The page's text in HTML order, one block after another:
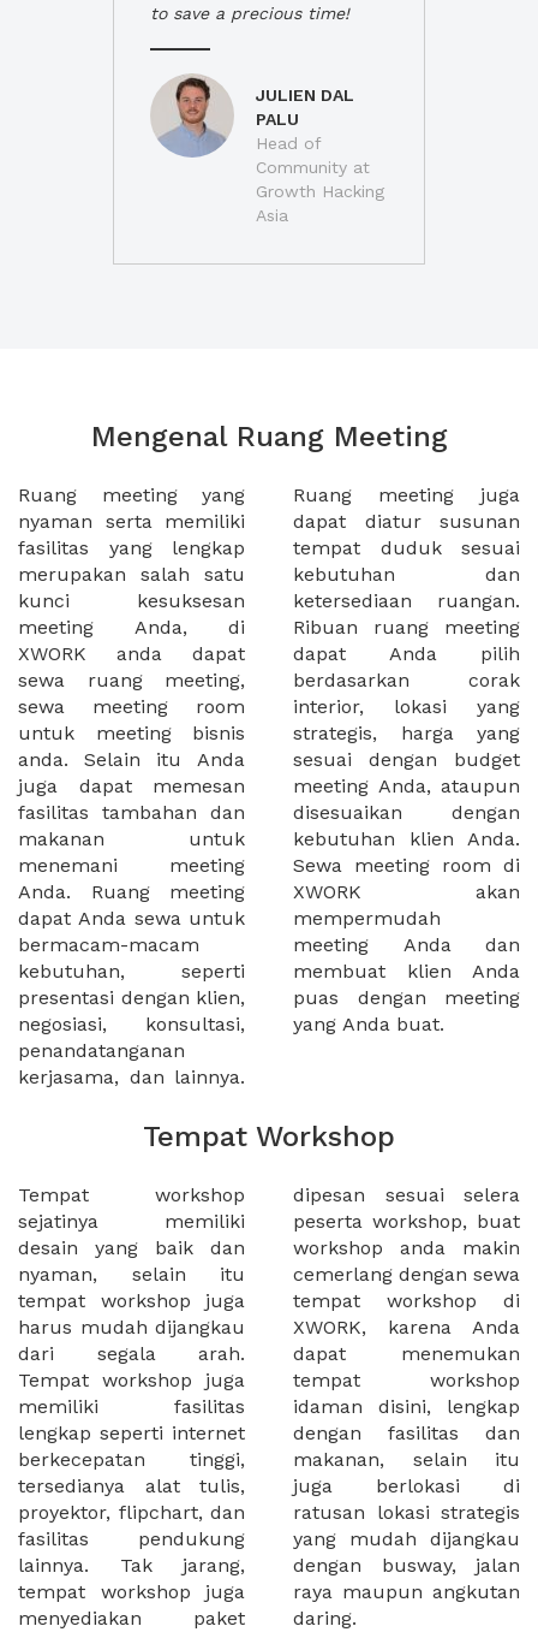
to save a precious time!
JULIEN DAL
PALU
Head of
Community at
Growth Hacking
Asia
Mengenal Ruang Meeting
Ruang meeting yang
nyaman serta memiliki
fasilitas yang lengkap
merupakan salah satu
kunci kesuksesan
meeting Anda, di
XWORK anda dapat
sewa ruang meeting,
sewa meeting room
untuk meeting bisnis
anda. Selain itu Anda
juga dapat memesan
fasilitas tambahan dan
makanan untuk
menemani meeting
Anda. Ruang meeting
dapat Anda sewa untuk
bermacam-macam
kebutuhan, seperti
presentasi dengan klien,
negosiasi, konsultasi,
penandatanganan
kerjasama, dan lainnya.
Ruang meeting juga
dapat diatur susunan
tempat duduk sesuai
kebutuhan dan
ketersediaan ruangan.
Ribuan ruang meeting
dapat Anda pilih
berdasarkan corak
interior, lokasi yang
strategis, harga yang
sesuai dengan budget
meeting Anda, ataupun
disesuaikan dengan
kebutuhan klien Anda.
Sewa meeting room di
XWORK akan
mempermudah
meeting Anda dan
membuat klien Anda
puas dengan meeting
yang Anda buat.
Tempat Workshop
Tempat workshop
sejatinya memiliki
desain yang baik dan
nyaman, selain itu
tempat workshop juga
harus mudah dijangkau
dari segala arah.
Tempat workshop juga
memiliki fasilitas
lengkap seperti internet
berkecepatan tinggi,
tersedianya alat tulis,
proyektor, flipchart, dan
fasilitas pendukung
lainnya. Tak jarang,
tempat workshop juga
menyediakan paket
dipesan sesuai selera
peserta workshop, buat
workshop anda makin
cemerlang dengan sewa
tempat workshop di
XWORK, karena Anda
dapat menemukan
tempat workshop
idaman disini, lengkap
dengan fasilitas dan
makanan, selain itu
juga berlokasi di
ratusan lokasi strategis
yang mudah dijangkau
dengan busway, jalan
raya maupun angkutan
daring.